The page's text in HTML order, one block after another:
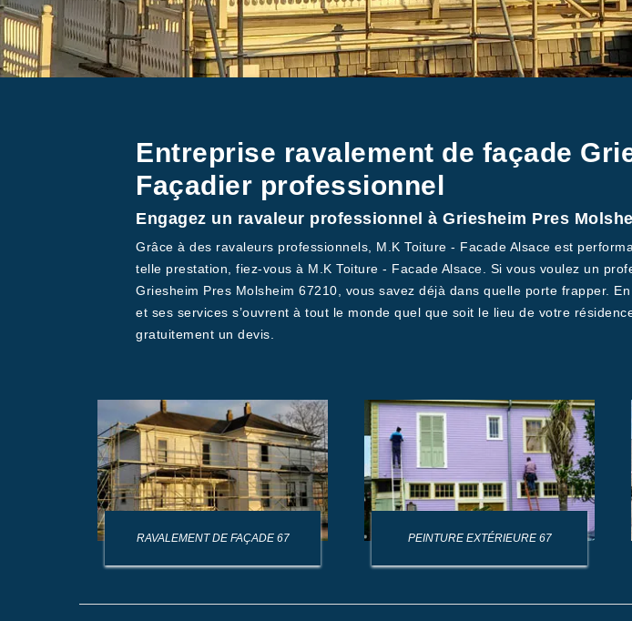
Entreprise ravalement de façade
Façadier professionnel
Engagez un ravaleur professionnel à Griesheim Pres
Grâce à des ravaleurs professionnels, M.K Toiture - Facade Alsace est
telle prestation, fiez-vous à M.K Toiture - Facade Alsace. Si vous voulez un
Griesheim Pres Molsheim 67210, vous savez déjà dans quelle porte frapper.
et ses services s’ouvrent à tout le monde quel que soit le lieu de votre
gratuitement un devis.
RAVALEMENT DE FAÇADE 67 PEINTURE EXTÉRIEURE 67